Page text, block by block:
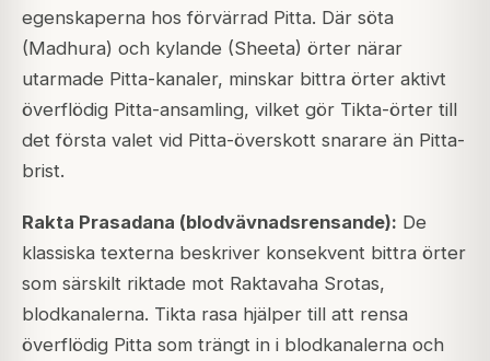
egenskaperna hos förvärrad Pitta. Där söta
(Madhura) och kylande (Sheeta) örter närar
utarmade Pitta-kanaler, minskar bittra örter aktivt
överflödig Pitta-ansamling, vilket gör Tikta-örter till
det första valet vid Pitta-överskott snarare än Pitta-
brist.
Rakta Prasadana (blodvävnadsrensande): De
klassiska texterna beskriver konsekvent bittra örter
som särskilt riktade mot Raktavaha Srotas,
blodkanalerna. Tikta rasa hjälper till att rensa
överflödig Pitta som trängt in i blodkanalerna och